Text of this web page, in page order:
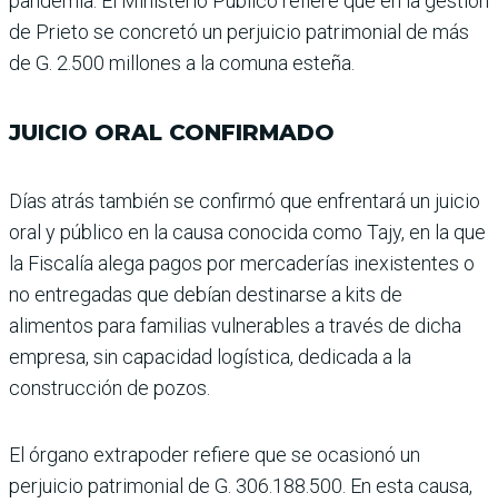
de Prieto se concretó un perjuicio patri­monial de más
de G. 2.500 millones a la comuna esteña.
JUICIO ORAL CONFIRMADO
Días atrás también se con­firmó que enfrentará un juicio
oral y público en la causa conocida como Tajy, en la que
la Fiscalía alega pagos por mercaderías inexistentes o
no entrega­das que debían destinarse a kits de
alimentos para fami­lias vulnerables a través de dicha
empresa, sin capaci­dad logística, dedicada a la
construcción de pozos.
El órgano extrapoder refiere que se ocasionó un
perjuicio patrimonial de G. 306.188.500. En esta causa,